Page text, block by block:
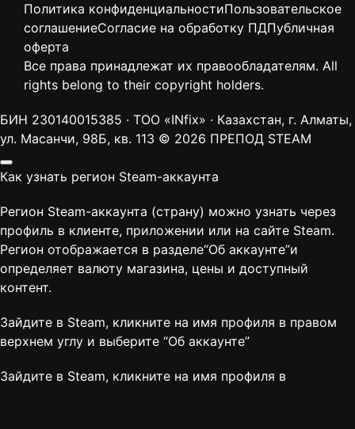
Политика конфиденциальностиПользовательское
соглашениеСогласие на обработку ПДПубличная
оферта
Все права принадлежат их правообладателям. All
rights belong to their copyright holders.
БИН 230140015385 · ТОО «INfix» · Казахстан, г. Алматы,
ул. Масанчи, 98Б, кв. 113 © 2026 ПРЕПОД STEAM
Как узнать регион Steam-аккаунта
Регион Steam-аккаунта (страну) можно узнать через
профиль в клиенте, приложении или на сайте Steam.
Регион отображается в разделе“Об аккаунте”и
определяет валюту магазина, цены и доступный
контент.
Зайдите в Steam, кликните на имя профиля в правом
верхнем углу и выберите “Об аккаунте”
Зайдите в Steam, кликните на имя профиля в